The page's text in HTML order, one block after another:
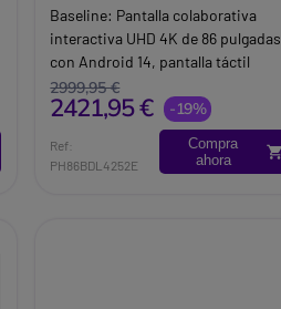
táctil 86''
Baseline: Pantalla colaborativa
interactiva UHD 4K de 86 pulgadas
con Android 14, pantalla táctil
multipunto y función de uso
compartido inalámbrico para
entornos educativos y
empresariales.
2999,95 €
2421,95 € -19%
Ref:
PH86BDL4252E
Compra
ahora